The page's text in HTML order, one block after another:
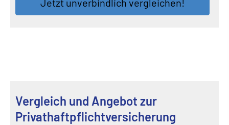
Vergleich und Angebot zur
Privathaftpflichtversicherung